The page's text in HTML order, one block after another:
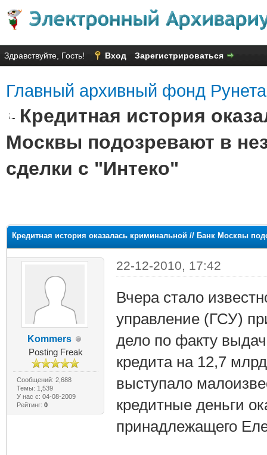
Здравствуйте, Гость! Вход Зарегистрироваться
Главный архивный фонд Рунета
Кредитная история
Москвы подозревают в
сделки с "Интеко"
Кредитная история оказалась криминальной // Банк Москвы
Kommers
Posting Freak
Сообщений: 2,688
Темы: 1,539
У нас с: 04-08-2009
Рейтинг: 0
22-12-2010, 17:42
Вчера стало
управление (ГСУ)
дело по факту
кредита на 12,7
выступало
кредитные деньги
принадлежащего